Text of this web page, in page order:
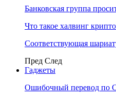
Банковская группа
Что такое халвинг
Соответствующая
Пред След
Гаджеты
Ошибочный перевод по